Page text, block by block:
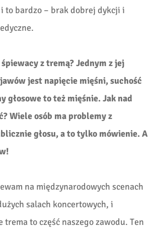
to bardzo – brak dobrej dykcji i
z tremą? Jednym z jej
jest napięcie mięśni, suchość
głosowe to też mięśnie. Jak nad
Wiele osób ma problemy z
głosu, a to tylko mówienie. A
na międzynarodowych scenach
salach koncertowych, i
trema to część naszego zawodu. Ten